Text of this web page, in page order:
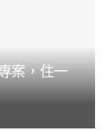
案，住一